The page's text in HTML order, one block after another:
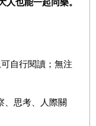
人也能一起同樂。
自行閱讀；無注
、思考、人際關